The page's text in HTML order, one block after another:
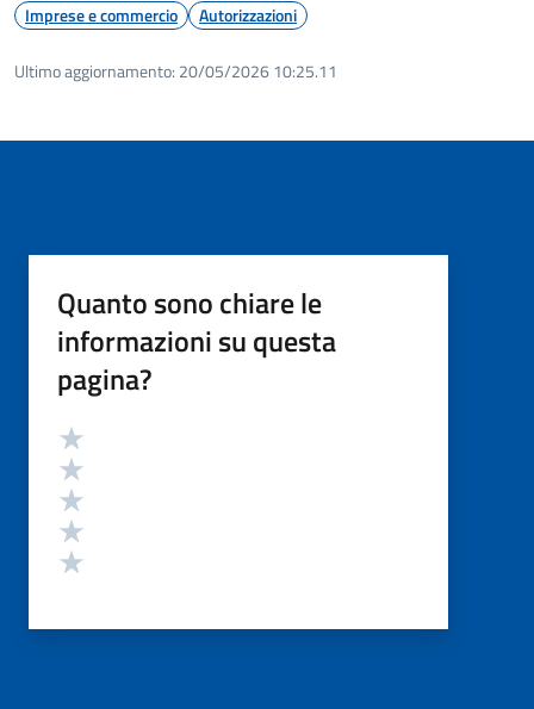
Imprese e commercio Autorizzazioni
Ultimo aggiornamento: 20/05/2026 10:25.11
Quanto sono chiare le
informazioni su questa
pagina?
Valutazione